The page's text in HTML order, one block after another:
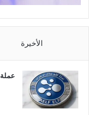
الأخيرة
عملة elf حلال ام حرام